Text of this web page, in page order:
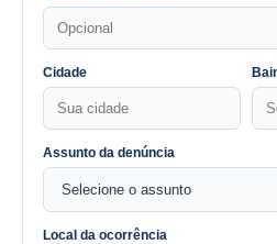
Cidade
Assunto da denúncia
Local da ocorrência